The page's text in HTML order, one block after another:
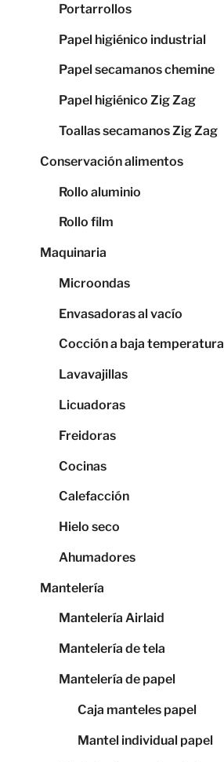
Portarrollos
Papel higiénico industrial
Papel secamanos chemine
Papel higiénico Zig Zag
Toallas secamanos Zig Zag
Conservación alimentos
Rollo aluminio
Rollo film
Maquinaria
Microondas
Envasadoras al vacío
Cocción a baja temperatura
Lavavajillas
Licuadoras
Freidoras
Cocinas
Calefacción
Hielo seco
Ahumadores
Mantelería
Mantelería Airlaid
Mantelería de tela
Mantelería de papel
Caja manteles papel
Mantel individual papel